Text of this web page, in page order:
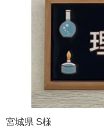
宮城県 S様